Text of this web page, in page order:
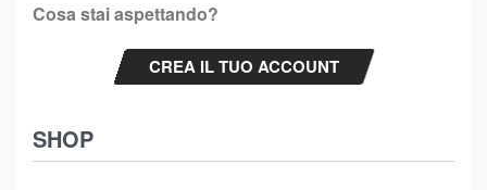
SHOP
Cosa stai aspettando?
CREA IL TUO ACCOUNT